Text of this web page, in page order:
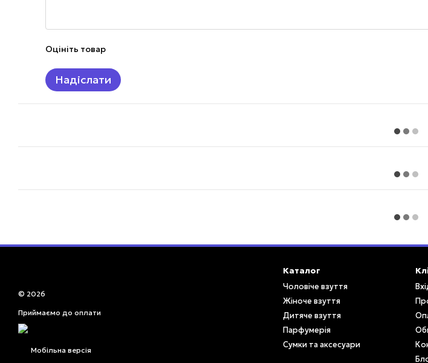
Оцініть товар
Надіслати
© 2026
Приймаємо до оплати
Мобільна версія
Каталог
Чоловіче взуття
Жіноче взуття
Дитяче взуття
Парфумерія
Сумки та аксесуари